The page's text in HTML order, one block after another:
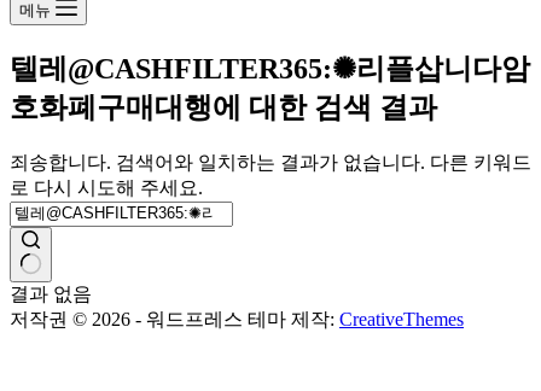
메뉴
텔레@CASHFILTER365:✺리플삽니다암
호화폐구매대행에 대한 검색 결과
죄송합니다. 검색어와 일치하는 결과가 없습니다. 다른 키워드
로 다시 시도해 주세요.
결과 없음
저작권 © 2026 - 워드프레스 테마 제작: CreativeThemes